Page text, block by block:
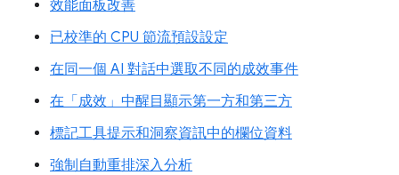
效能面板改善
已校準的 CPU 節流預設設定
在同一個 AI 對話中選取不同的成效事件
在「成效」中醒目顯示第一方和第三方
標記工具提示和洞察資訊中的欄位資料
強制自動重排深入分析